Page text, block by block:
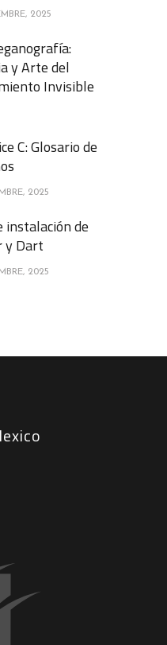
2025
y Arte del
Invisible
C: Glosario de
2025
instalación de
y Dart
2025